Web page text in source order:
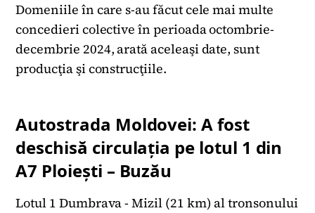
Domeniile în care s-au făcut cele mai multe
concedieri colective în perioada octombrie-
decembrie 2024, arată aceleaşi date, sunt
producţia şi construcţiile.
Autostrada Moldovei: A fost
deschisă circulația pe lotul 1 din
A7 Ploiești – Buzău
Lotul 1 Dumbrava - Mizil (21 km) al tronsonului